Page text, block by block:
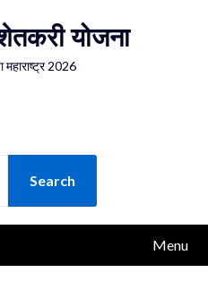
योजना
महाराष्ट्र 2026
Menu